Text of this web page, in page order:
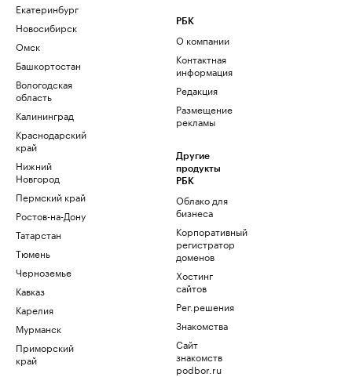
Екатеринбург
Новосибирск
Омск
Башкортостан
Вологодская
область
Калининград
Краснодарский
край
Нижний
Новгород
Пермский край
Ростов-на-Дону
Татарстан
Тюмень
Черноземье
Кавказ
Карелия
Мурманск
Приморский
край
РБК
О компании
Контактная
информация
Редакция
Размещение
рекламы
Другие
продукты
РБК
Облако для
бизнеса
Корпоративный
регистратор
доменов
Хостинг
сайтов
Рег.решения
Знакомства
Сайт
знакомств
podbor.ru